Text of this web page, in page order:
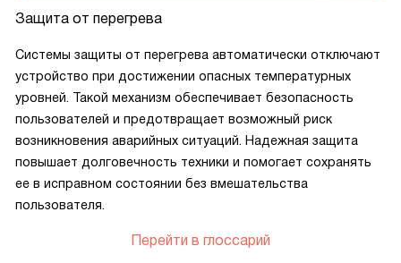
Защита от перегрева
Системы защиты от перегрева автоматически отключают
устройство при достижении опасных температурных
уровней. Такой механизм обеспечивает безопасность
пользователей и предотвращает возможный риск
возникновения аварийных ситуаций. Надежная защита
повышает долговечность техники и помогает сохранять
ее в исправном состоянии без вмешательства
пользователя.
Перейти в глоссарий